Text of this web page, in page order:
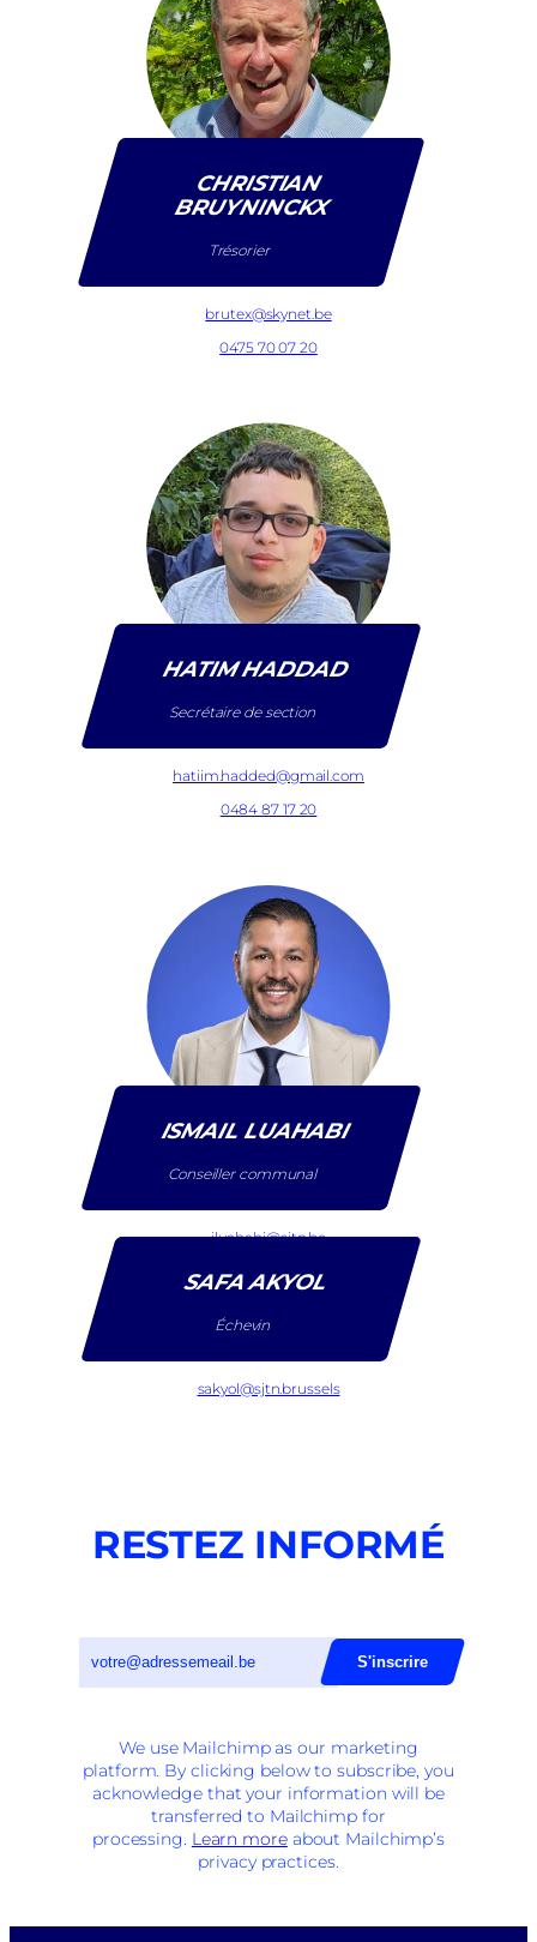
CHRISTIAN
BRUYNINCKX
Trésorier
brutex@skynet.be
0475 70 07 20
HATIM HADDAD
Secrétaire de section
hatiim.hadded@gmail.com
0484 87 17 20
ISMAIL LUAHABI
Conseiller communal
iluahabi@sjtn.be
SAFA AKYOL
Échevin
sakyol@sjtn.brussels
RESTEZ INFORMÉ
We use Mailchimp as our marketing
platform. By clicking below to subscribe, you
acknowledge that your information will be
transferred to Mailchimp for
processing. Learn moreabout Mailchimp’s
privacy practices.